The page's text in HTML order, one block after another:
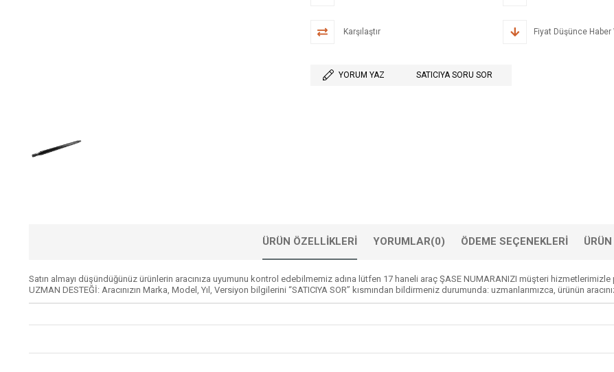
Karşılaştır Fiyat Düşünce Haber
YORUM YAZ SATICIYA SORU SOR
ÜRÜN ÖZELLIKLERI YORUMLAR(0) ÖDEME SEÇENEKLERI
Satın almayı düşündüğünüz ürünlerin aracınıza uyumunu kontrol edebilmemiz adına lütfen 17 haneli araç ŞASE NUMARANIZI müşteri hizmetlerimizle
UZMAN DESTEĞİ: Aracınızın Marka, Model, Yıl, Versiyon bilgilerini “SATICIYA SOR” kısmından bildirmeniz durumunda: uzmanlarımızca, ürünün